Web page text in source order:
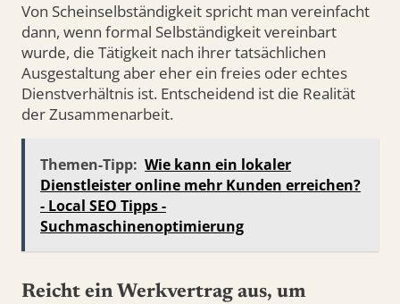
Von Scheinselbständigkeit spricht man vereinfacht
dann, wenn formal Selbständigkeit vereinbart
wurde, die Tätigkeit nach ihrer tatsächlichen
Ausgestaltung aber eher ein freies oder echtes
Dienstverhältnis ist. Entscheidend ist die Realität
der Zusammenarbeit.
Themen-Tipp: Wie kann ein lokaler
Dienstleister online mehr Kunden erreichen?
- Local SEO Tipps -
Suchmaschinenoptimierung
Reicht ein Werkvertrag aus, um